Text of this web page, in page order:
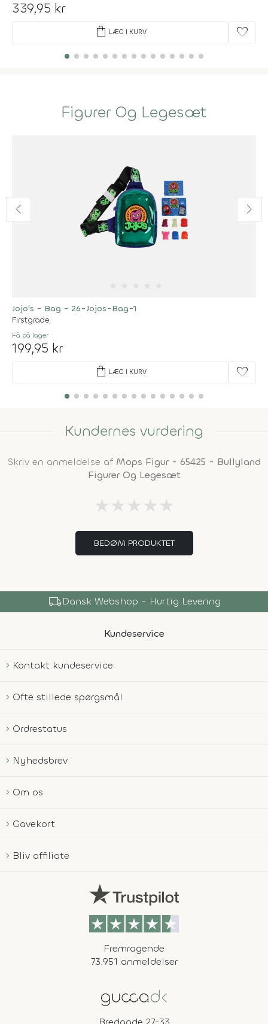
339,95 kr
shopping_bag LÆG I KURV favorite
Figurer Og Legesæt
Jojo's - Bag - 26-Jojos-Bag-1
Firstgrade
Få på lager
199,95 kr
shopping_bag LÆG I KURV favorite
Kundernes vurdering
Skriv en anmeldelse af Mops Figur - 65425 - Bullyland
Figurer Og Legesæt
★ ★ ★ ★ ★
BEDØM PRODUKTET
local_shippingDansk Webshop - Hurtig Levering
Kundeservice
Kontakt kundeservice
Ofte stillede spørgsmål
Ordrestatus
Nyhedsbrev
Om os
Gavekort
Bliv affiliate
Fremragende
73.951 anmeldelser